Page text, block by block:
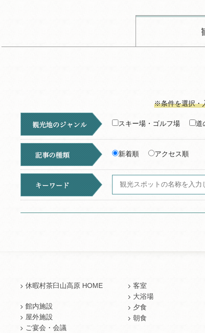
※条件を選択・
スキー場・ゴルフ場 道
新着順 アクセス順
休暇村茶臼山高原 HOME
館内施設
屋外施設
ご宴会・会議
客室
大浴場
夕食
朝食